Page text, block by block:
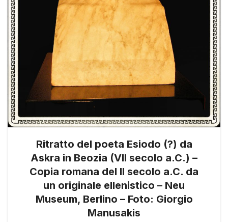
Ritratto del poeta Esiodo (?) da
Askra in Beozia (VII secolo a.C.) –
Copia romana del II secolo a.C. da
un originale ellenistico – Neu
Museum, Berlino – Foto: Giorgio
Manusakis